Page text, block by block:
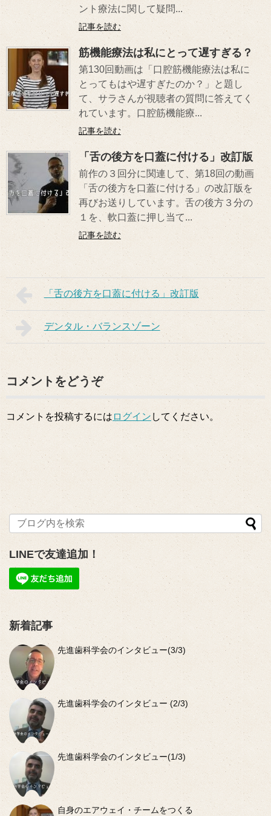
ント療法に関して疑問...
記事を読む
筋機能療法は私にとって遅すぎる？
第130回動画は「口腔筋機能療法は私に
とってもはや遅すぎたのか？」と題し
て、サラさんが視聴者の質問に答えてく
れています。口腔筋機能療...
記事を読む
「舌の後方を口蓋に付ける」改訂版
前作の３回分に関連して、第18回の動画
「舌の後方を口蓋に付ける」の改訂版を
再びお送りしています。舌の後方３分の
１を、軟口蓋に押し当て...
記事を読む
「舌の後方を口蓋に付ける」改訂版
デンタル・バランスゾーン
コメントをどうぞ
コメントを投稿するには ログイン してください。
LINEで友達追加！
新着記事
先進歯科学会のインタビュー(3/3)
先進歯科学会のインタビュー (2/3)
先進歯科学会のインタビュー(1/3)
自身のエアウェイ・チームをつくる